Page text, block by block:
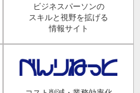
ビジネスパーソンの
スキルと視野を拡げる
情報サイト